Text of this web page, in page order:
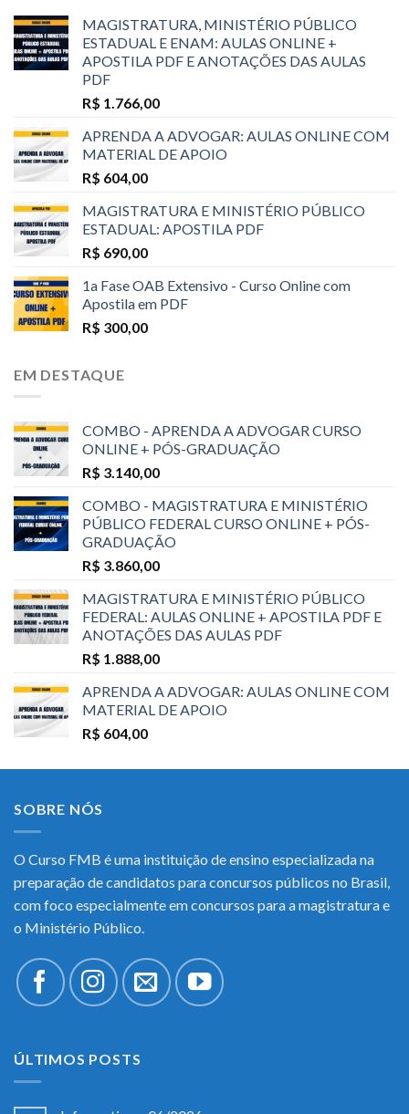
MAGISTRATURA, MINISTÉRIO PÚBLICO
ESTADUAL E ENAM: AULAS ONLINE +
APOSTILA PDF E ANOTAÇÕES DAS AULAS
PDF
R$ 1.766,00
APRENDA A ADVOGAR: AULAS ONLINE COM
MATERIAL DE APOIO
R$ 604,00
MAGISTRATURA E MINISTÉRIO PÚBLICO
ESTADUAL: APOSTILA PDF
R$ 690,00
1a Fase OAB Extensivo - Curso Online com
Apostila em PDF
R$ 300,00
EM DESTAQUE
COMBO - APRENDA A ADVOGAR CURSO
ONLINE + PÓS-GRADUAÇÃO
R$ 3.140,00
COMBO - MAGISTRATURA E MINISTÉRIO
PÚBLICO FEDERAL CURSO ONLINE + PÓS-
GRADUAÇÃO
R$ 3.860,00
MAGISTRATURA E MINISTÉRIO PÚBLICO
FEDERAL: AULAS ONLINE + APOSTILA PDF E
ANOTAÇÕES DAS AULAS PDF
R$ 1.888,00
APRENDA A ADVOGAR: AULAS ONLINE COM
MATERIAL DE APOIO
R$ 604,00
SOBRE NÓS
O Curso FMB é uma instituição de ensino especializada na
preparação de candidatos para concursos públicos no Brasil,
com foco especialmente em concursos para a magistratura e
o Ministério Público.
ÚLTIMOS POSTS